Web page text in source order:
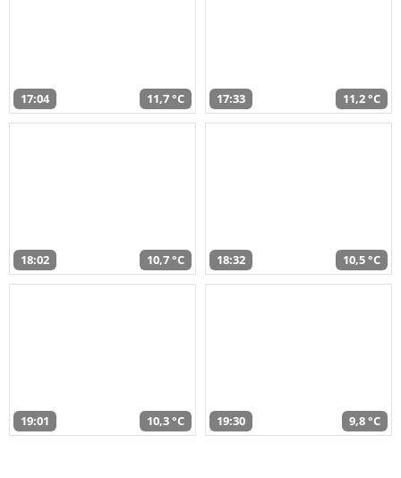
17:04 11,7 °C 17:33 11,2 °C
18:02 10,7 °C 18:32 10,5 °C
19:01 10,3 °C 19:30 9,8 °C